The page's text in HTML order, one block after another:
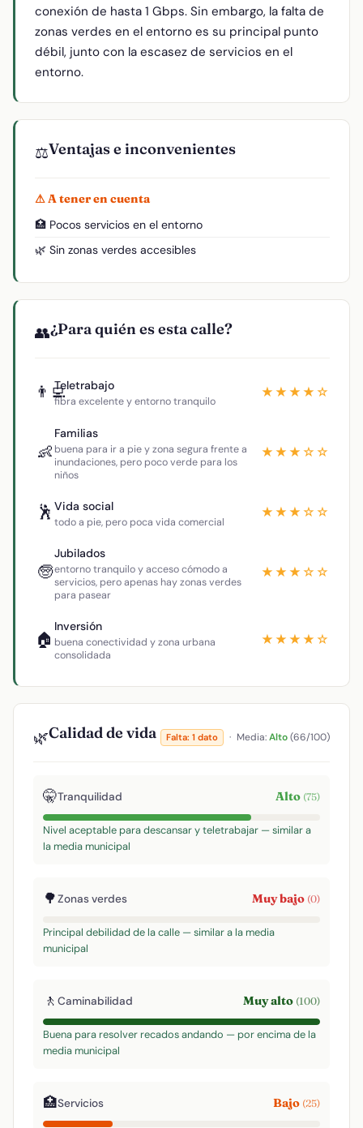
conexión de hasta 1 Gbps. Sin embargo, la falta de
zonas verdes en el entorno es su principal punto
débil, junto con la escasez de servicios en el
entorno.
⚖️Ventajas e inconvenientes
⚠ A tener en cuenta
🏥 Pocos servicios en el entorno
🌿 Sin zonas verdes accesibles
👥¿Para quién es esta calle?
👨‍💻Teletrabajo
fibra excelente y entorno tranquilo
★★★★☆
👶
Familias
buena para ir a pie y zona segura frente a
inundaciones, pero poco verde para los
niños
★★★☆☆
🕺 Vida social
todo a pie, pero poca vida comercial
★★★☆☆
🧓
Jubilados
entorno tranquilo y acceso cómodo a
servicios, pero apenas hay zonas verdes
para pasear
★★★☆☆
🏠
Inversión
buena conectividad y zona urbana
consolidada
★★★★☆
🌿Calidad de vida Falta: 1 dato · Media:Alto(66/100)
🤫Tranquilidad Alto (75)
Nivel aceptable para descansar y teletrabajar — similar a
la media municipal
🌳Zonas verdes Muy bajo (0)
Principal debilidad de la calle — similar a la media
municipal
🚶 Caminabilidad Muy alto (100)
Buena para resolver recados andando — por encima de la
media municipal
🏥Servicios Bajo (25)